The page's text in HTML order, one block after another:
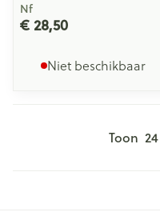
Nf
€ 28,50
Niet beschikbaar
Toon